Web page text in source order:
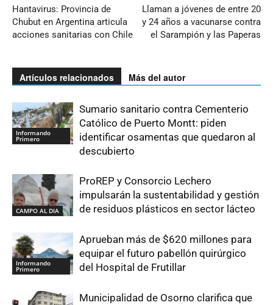
Hantavirus: Provincia de
Chubut en Argentina articula
acciones sanitarias con Chile
Llaman a jóvenes de entre 20
y 24 años a vacunarse contra
el Sarampión y las Paperas
Artículos relacionados Más del autor
Informando
Primero
Sumario sanitario contra Cementerio
Católico de Puerto Montt: piden
identificar osamentas que quedaron al
descubierto
CAMPO AL DIA
ProREP y Consorcio Lechero
impulsarán la sustentabilidad y gestión
de residuos plásticos en sector lácteo
Informando
Primero
Aprueban más de $620 millones para
equipar el futuro pabellón quirúrgico
del Hospital de Frutillar
Municipalidad de Osorno clarifica que